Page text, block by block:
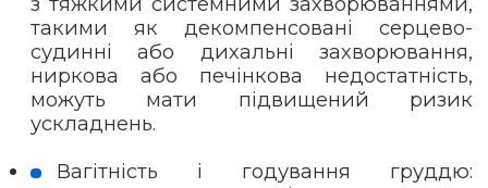
такими як декомпенсовані серцево-
судинні або дихальні захворювання,
ниркова або печінкова недостатність,
можуть мати підвищений ризик
ускладнень.
Вагітність і годування груддю: